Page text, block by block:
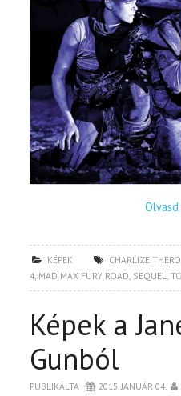
KÉPEK CHARLIZE
4, MAD MAX FURY ROAD SEQUEL ,
Képek a
Gunból
PUBLIKÁLTA 2015. JANUÁR 04.